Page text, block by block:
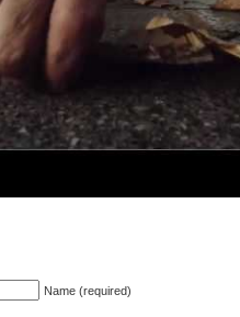
Name (required)